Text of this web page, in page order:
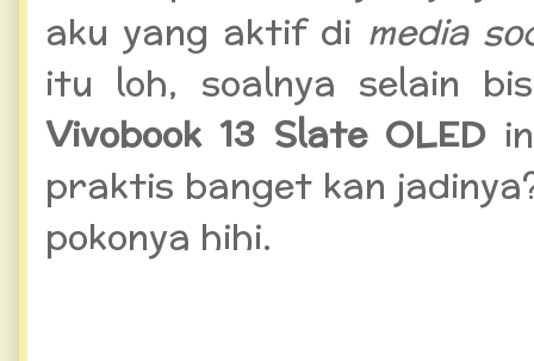
aku yang aktif di media
itu loh, soalnya selain
Vivobook 13 Slate OLED
praktis banget kan
pokonya hihi.